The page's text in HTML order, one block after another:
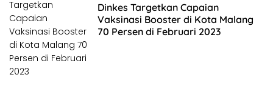
Dinkes Targetkan Capaian
Vaksinasi Booster di Kota Malang
70 Persen di Februari 2023